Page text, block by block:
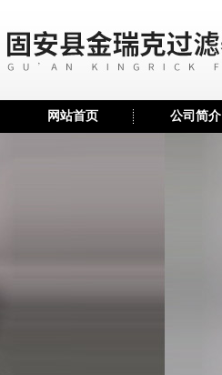
网站首页 公司简介